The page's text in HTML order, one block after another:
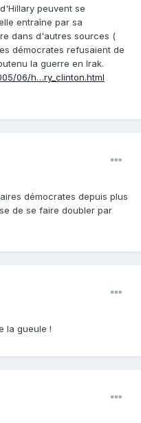
peuvent se
entraîne par sa
dans d'autres sources (
démocrates refusaient de
la guerre en Irak.
06/h…ry_clinton.html
démocrates depuis plus
de se faire doubler par
la gueule !